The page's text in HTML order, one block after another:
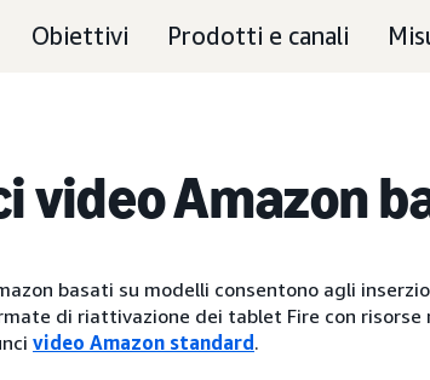
Obiettivi Prodotti e canali
video Amazon
basati su modelli consentono agli
di riattivazione dei tablet Fire con
video Amazon standard .